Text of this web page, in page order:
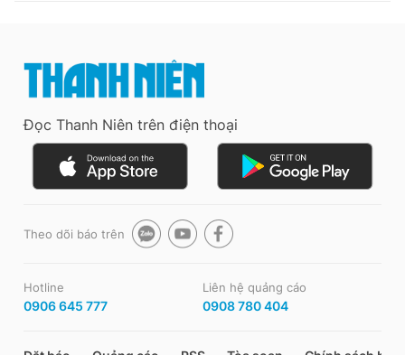
Đọc Thanh Niên trên điện thoại
Theo dõi báo trên
Hotline
0906 645 777
Liên hệ quảng cáo
0908 780 404